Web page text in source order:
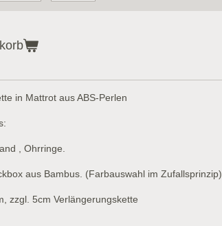
in Mattrot aus ABS-Perlen
, Ohrringe.
aus Bambus. (Farbauswahl im Zufallsprinzip)
zzgl. 5cm Verlängerungskette